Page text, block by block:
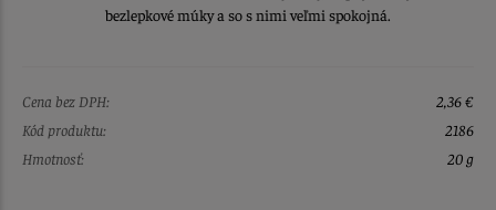
bezlepkové múky a so s nimi veľmi spokojná.
Cena bez DPH:
2,36 €
Kód produktu:
2186
Hmotnosť:
20 g